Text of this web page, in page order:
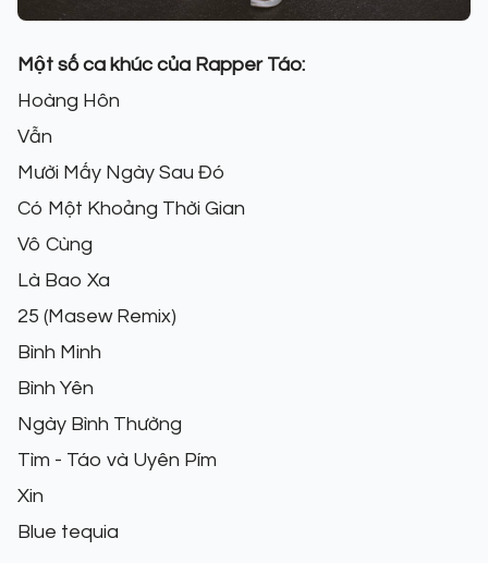
Một số ca khúc của Rapper Táo:
Hoàng Hôn
Vẫn
Mười Mấy Ngày Sau Đó
Có Một Khoảng Thời Gian
Vô Cùng
Là Bao Xa
25 (Masew Remix)
Bình Minh
Bình Yên
Ngày Bình Thường
Tìm - Táo và Uyên Pím
Xin
Blue tequia